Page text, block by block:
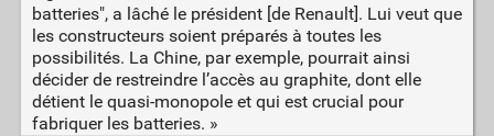
batteries", a lâché le président [de Renault]. Lui veut que
les constructeurs soient préparés à toutes les
possibilités. La Chine, par exemple, pourrait ainsi
décider de restreindre l’accès au graphite, dont elle
détient le quasi-monopole et qui est crucial pour
fabriquer les batteries. »